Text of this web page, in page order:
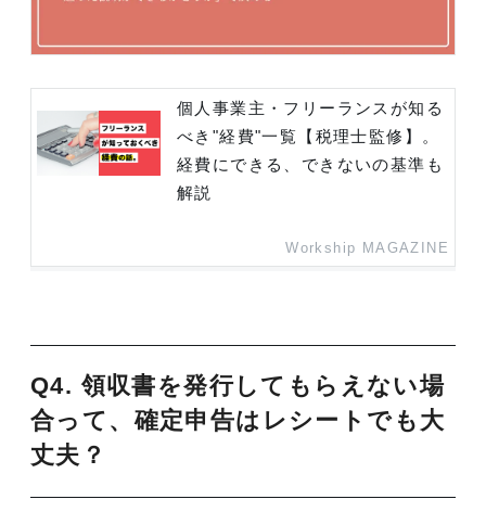
個人事業主・フリーランスが知る
べき"経費"一覧【税理士監修】。
経費にできる、できないの基準も
解説
Workship MAGAZINE
Q4. 領収書を発行してもらえない場
合って、確定申告はレシートでも大
丈夫？